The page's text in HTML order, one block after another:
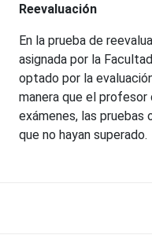
Reevaluación
En la prueba de
asignada por la
optado por la
manera que el
exámenes, las pruebas
que no hayan superado.